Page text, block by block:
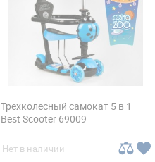
Трехколесный самокат 5 в 1
Best Scooter 69009
Нет в наличии